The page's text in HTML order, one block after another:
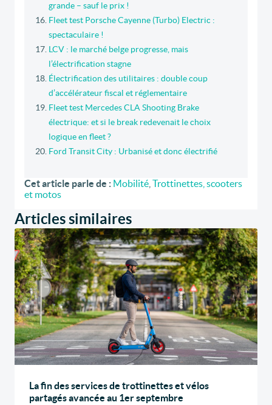
grande – sauf le prix !
Fleet test Porsche Cayenne (Turbo) Electric :
spectaculaire !
LCV : le marché belge progresse, mais
l’électrification stagne
Électrification des utilitaires : double coup
d’accélérateur fiscal et réglementaire
Fleet test Mercedes CLA Shooting Brake
électrique: et si le break redevenait le choix
logique en fleet ?
Ford Transit City : Urbanisé et donc électrifié
Cet article parle de : Mobilité Trottinettes, scooters
et motos
Articles similaires
La fin des services de trottinettes et vélos
partagés avancée au 1er septembre